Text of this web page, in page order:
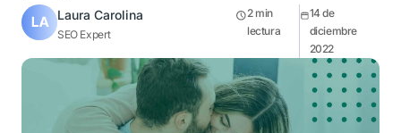
Laura Carolina
SEO Expert
2 min
lectura
14 de
diciembre
2022